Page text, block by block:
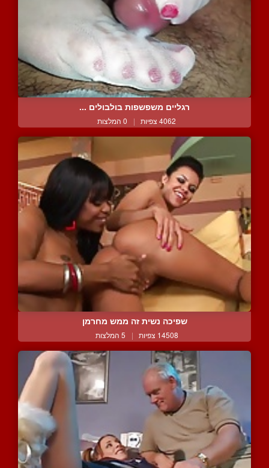
רגליים משפשפות בולבולים ...
4062 צפיות | 0 המלצות
שפיכה נשית זה ממש מחרמן
14508 צפיות | 5 המלצות